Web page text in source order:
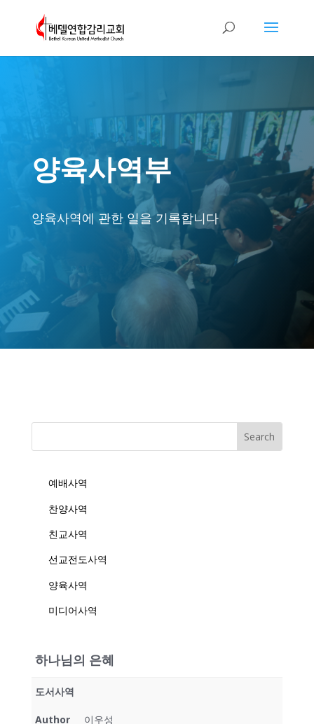
양육사역부
양육사역에 관한 일을 기록합니다
예배사역
찬양사역
친교사역
선교전도사역
양육사역
미디어사역
하나님의 은혜
도서사역
Author 이우성